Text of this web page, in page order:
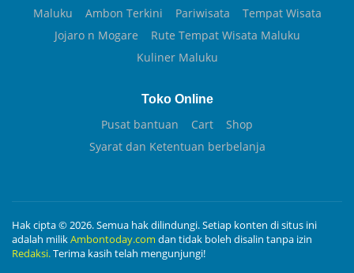
Maluku Ambon Terkini Pariwisata
Tempat Wisata
Jojaro n Mogare
Rute Tempat Wisata Maluku
Kuliner Maluku
Toko Online
Pusat bantuan Cart
Shop
Syarat dan Ketentuan berbelanja
Hak cipta © 2026. Semua hak dilindungi. Setiap konten di situs ini
adalah milikAmbontoday.com dan tidak boleh disalin tanpa izin
Redaksi.Terima kasih telah mengunjungi!